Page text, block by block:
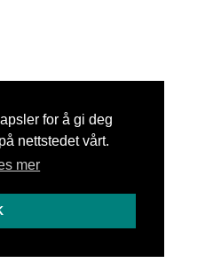
for å gi deg
nettstedet vårt.
mer